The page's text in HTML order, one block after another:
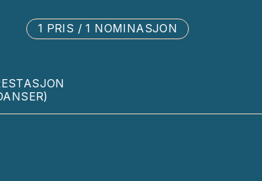
1 PRIS / 1 NOMINASJON